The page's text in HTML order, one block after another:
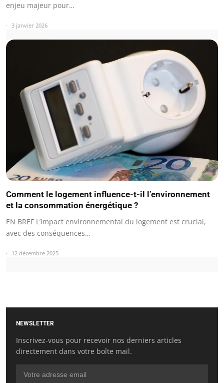
enjeu majeur pour…
3 janvier 2026
Comment le logement influence-t-il l’environnement
et la consommation énergétique ?
EN BREF L’impact environnemental du logement est crucial,
avec des conséquences…
12 décembre 2025
NEWSLETTER
Inscrivez-vous pour recevoir nos derniers articles
directement dans votre boîte mail.